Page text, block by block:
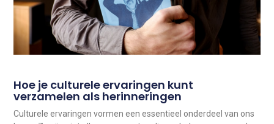
Hoe je culturele ervaringen kunt
verzamelen als herinneringen
Culturele ervaringen vormen een essentieel onderdeel van ons